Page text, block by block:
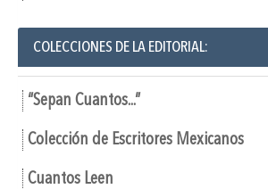
COLECCIONES DE LA EDITORIAL:
“Sepan Cuantos...”
Colección de Escritores Mexicanos
Cuantos Leen